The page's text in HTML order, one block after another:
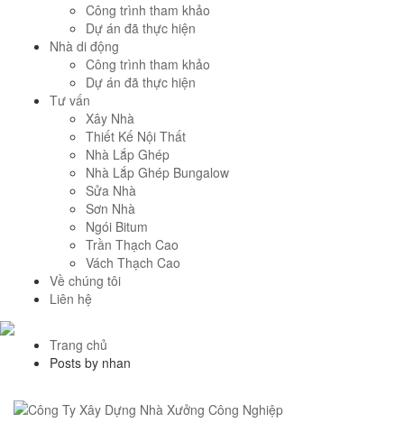
Công trình tham khảo
Dự án đã thực hiện
Nhà di động
Công trình tham khảo
Dự án đã thực hiện
Tư vấn
Xây Nhà
Thiết Kế Nội Thất
Nhà Lắp Ghép
Nhà Lắp Ghép Bungalow
Sửa Nhà
Sơn Nhà
Ngói Bitum
Trần Thạch Cao
Vách Thạch Cao
Về chúng tôi
Liên hệ
Trang chủ
Posts by nhan